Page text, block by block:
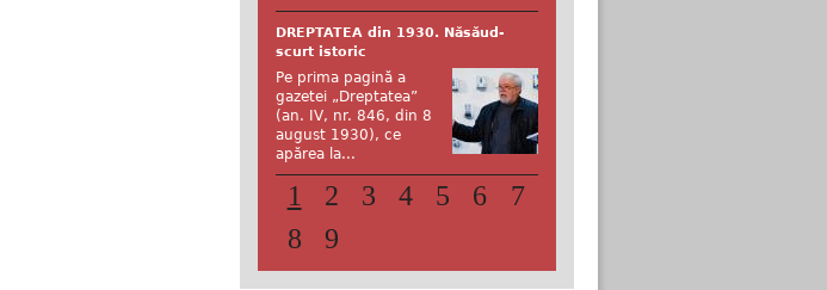
DREPTATEA din 1930. Năsăud-
scurt istoric
Pe prima pagină a
gazetei „Dreptatea”
(an. IV, nr. 846, din 8
august 1930), ce
apărea la...
1 2 3 4 5 6
7
8
9